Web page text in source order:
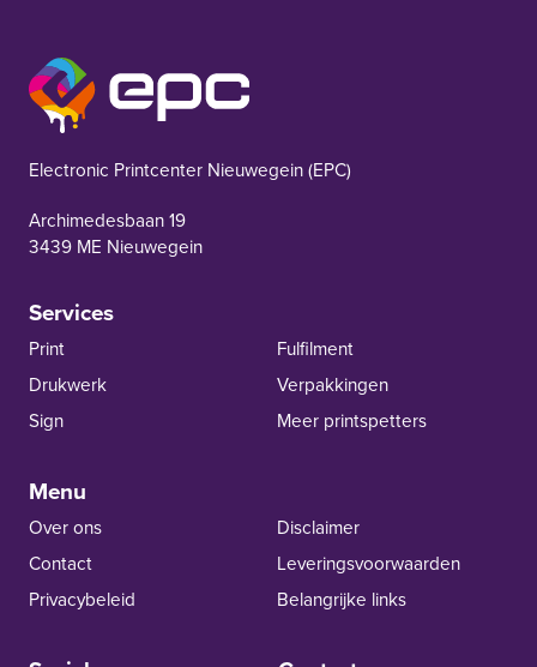
Electronic Printcenter Nieuwegein (EPC)
Archimedesbaan 19
3439 ME Nieuwegein
Services
Print
Drukwerk
Sign
Fulfilment
Verpakkingen
Meer printspetters
Menu
Over ons
Contact
Privacybeleid
Disclaimer
Leverings­voor­waarden
Belangrijke links